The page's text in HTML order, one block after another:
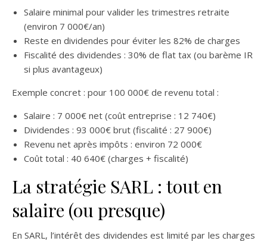
Salaire minimal pour valider les trimestres retraite
(environ 7 000€/an)
Reste en dividendes pour éviter les 82% de charges
Fiscalité des dividendes : 30% de flat tax (ou barème IR
si plus avantageux)
Exemple concret : pour 100 000€ de revenu total :
Salaire : 7 000€ net (coût entreprise : 12 740€)
Dividendes : 93 000€ brut (fiscalité : 27 900€)
Revenu net après impôts : environ 72 000€
Coût total : 40 640€ (charges + fiscalité)
La stratégie SARL : tout en
salaire (ou presque)
En SARL, l’intérêt des dividendes est limité par les charges